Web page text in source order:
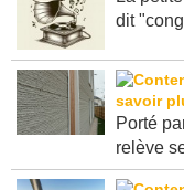
La
Porté